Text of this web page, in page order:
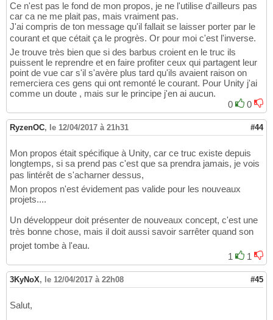
Ce n'est pas le fond de mon propos, je ne l'utilise d'ailleurs pas
car ca ne me plait pas, mais vraiment pas.
J'ai compris de ton message qu'il fallait se laisser porter par le
courant et que cétait ça le progrès. Or pour moi c'est l'inverse.
Je trouve très bien que si des barbus croient en le truc ils
puissent le reprendre et en faire profiter ceux qui partagent leur
point de vue car s'il s'avère plus tard qu'ils avaient raison on
remerciera ces gens qui ont remonté le courant. Pour Unity j'ai
comme un doute , mais sur le principe j'en ai aucun.
0
0
RyzenOC, le 12/04/2017 à 21h31 #44
Mon propos était spécifique à Unity, car ce truc existe depuis
longtemps, si sa prend pas c'est que sa prendra jamais, je vois
pas lintérêt de s'acharner dessus,
Mon propos n'est évidement pas valide pour les nouveaux
projets....
Un développeur doit présenter de nouveaux concept, c'est une
très bonne chose, mais il doit aussi savoir sarrêter quand son
projet tombe à l'eau.
1
1
3KyNoX, le 12/04/2017 à 22h08 #45
Salut,